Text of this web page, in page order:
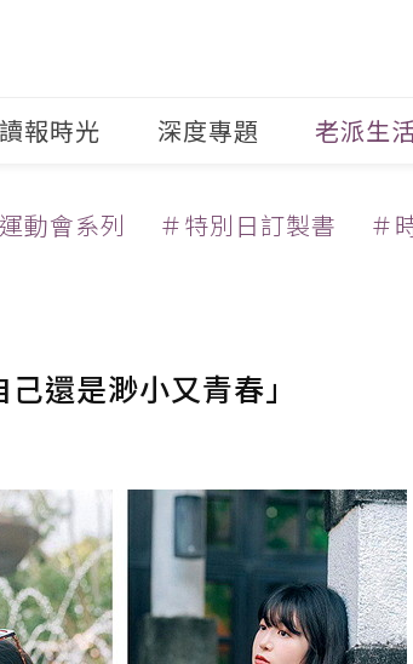
讀報時光 深度專題 老派生
動會系列 ＃特別日訂製書 ＃
還是渺小又青春」